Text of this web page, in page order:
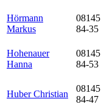
Hörmann
Markus
08145
84-35
Hohenauer
Hanna
08145
84-53
Huber Christian
08145
84-47